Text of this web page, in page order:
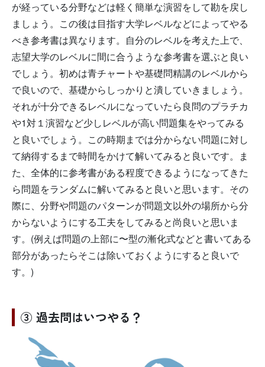
が経っている分野などは軽く簡単な演習をして勘を戻し
ましょう。この後は目指す大学レベルなどによってやる
べき参考書は異なります。自分のレベルを考えた上で、
志望大学のレベルに間に合うような参考書を選ぶと良い
でしょう。初めは青チャートや基礎問精講のレベルから
で良いので、基礎からしっかりと潰していきましょう。
それが十分できるレベルになっていたら良問のプラチカ
や1対１演習など少しレベルが高い問題集をやってみる
と良いでしょう。この時期までは分からない問題に対し
て納得するまで時間をかけて解いてみると良いです。ま
た、全体的に参考書がある程度できるようになってきた
ら問題をランダムに解いてみると良いと思います。その
際に、分野や問題のパターンが問題文以外の場所から分
からないようにする工夫をしてみると尚良いと思いま
す。(例えば問題の上部に〜型の漸化式などと書いてある
部分があったらそこは除いておくようにすると良いで
す。)
③ 過去問はいつやる？